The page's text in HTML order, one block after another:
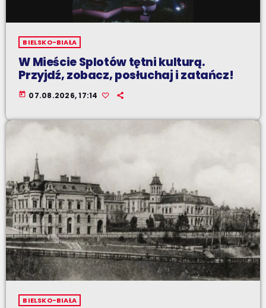
BIELSKO-BIAŁA
W Mieście Splotów tętni kulturą.
Przyjdź, zobacz, posłuchaj i zatańcz!
today 07.08.2026, 17:14
BIELSKO-BIAŁA